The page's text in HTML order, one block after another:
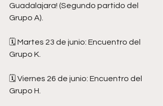
Guadalajara! (Segundo partido del
Grupo A).
🗓️ Martes 23 de junio: Encuentro del
Grupo K.
🗓️ Viernes 26 de junio: Encuentro del
Grupo H.